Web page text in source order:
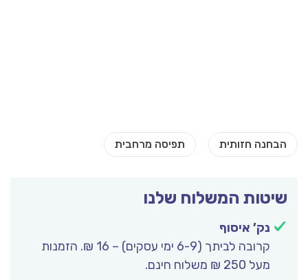
שיטות המשלוח שלנו
נק’ איסוף
קרובה לביתך (6-9 ימי עסקים) – 16 ₪. הזמנות
מעל 250 ₪ משלוח חינם.